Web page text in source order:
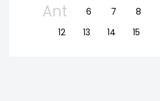
Ant 6 7 8
12
13 14 15